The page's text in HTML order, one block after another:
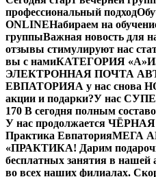
профессиональный подход
ONLINEНабираем на
группыВажная новость для
отзывы стимулируют нас
вы с намиКАТЕГОРИЯ «А»
ЭЛЕКТРОННАЯ ПОЧТА
ЕВПАТОРИЯА у нас
акции и подарки?У нас
170 В сегодня полным
У нас продолжается
Практика ЕвпаторияМЕГА
«ПРАКТИКА! Дарим
бесплатных занятия в нашей
во всех наших филиалах.